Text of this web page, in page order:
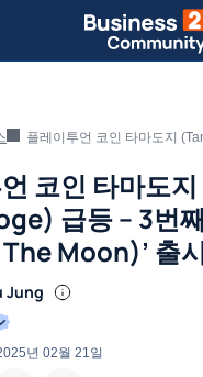
플레이투언 코인 타마도지 (Tamadoge) 급등 – 3번
코인 타마도지
급등 – 3번
Moon)’ 출
Jung
년 02월 21일